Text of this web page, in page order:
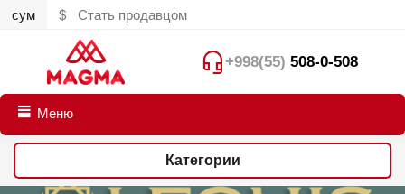
сум $ Стать продавцом
+998(55) 508-0-508
Меню
Категории